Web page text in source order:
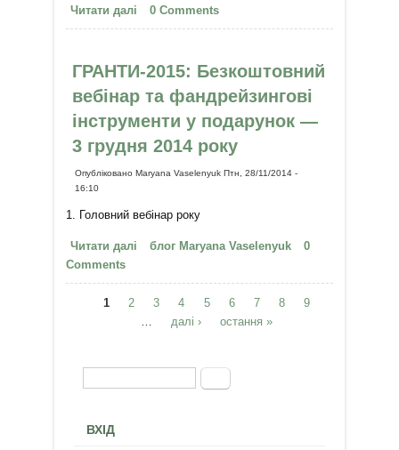
Читати далі про Зустріч з другом
0 Comments
ГРАНТИ-2015: Безкоштовний
вебінар та фандрейзингові
інструменти у подарунок —
3 грудня 2014 року
ОпублікованоMaryana Vaselenyuk Птн, 28/11/2014 -
16:10
1. Головний вебінар року
Читати далі про ГРАНТИ-2015: Безкоштовний
інструменти у подарунок — 3
грудня 2014 року
блог Maryana Vaselenyuk
0
Comments
Сторінки
1 2 3 4 5 6 7 8
9
далі › остання »
Пошукова форма
Пошук
ВХІД